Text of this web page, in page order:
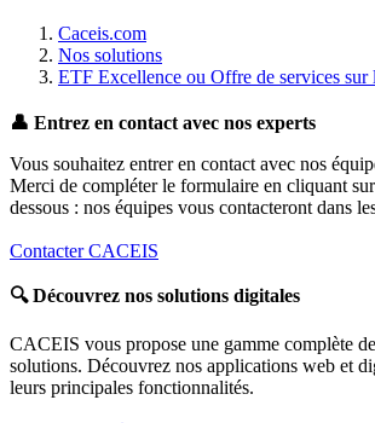
Caceis.com
Nos solutions
ETF Excellence ou Offre de services sur
👤 Entrez en contact avec nos experts
Vous souhaitez entrer en contact avec nos
Merci de compléter le formulaire en cliquant
dessous : nos équipes vous contacteront dans
Contacter CACEIS
🔍Découvrez nos solutions digitales
CACEIS vous propose une gamme complète
solutions. Découvrez nos applications web et
leurs principales fonctionnalités.